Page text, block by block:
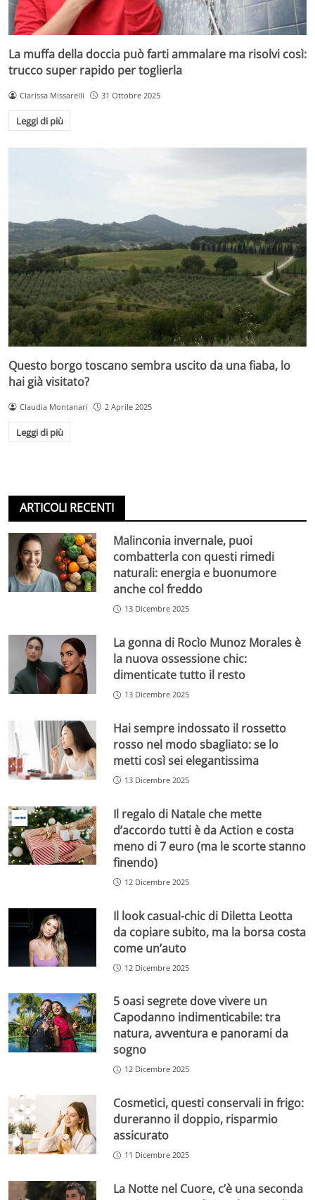
La muffa della doccia può farti ammalare ma risolvi così:
trucco super rapido per toglierla
Clarissa Missarelli 31 Ottobre 2025
Leggi di più
Questo borgo toscano sembra uscito da una fiaba, lo
hai già visitato?
Claudia Montanari 2 Aprile 2025
Leggi di più
ARTICOLI RECENTI
Malinconia invernale, puoi
combatterla con questi rimedi
naturali: energia e buonumore
anche col freddo
13 Dicembre 2025
La gonna di Rocìo Munoz Morales è
la nuova ossessione chic:
dimenticate tutto il resto
13 Dicembre 2025
Hai sempre indossato il rossetto
rosso nel modo sbagliato: se lo
metti così sei elegantissima
13 Dicembre 2025
Il regalo di Natale che mette
d’accordo tutti è da Action e costa
meno di 7 euro (ma le scorte stanno
finendo)
12 Dicembre 2025
Il look casual-chic di Diletta Leotta
da copiare subito, ma la borsa costa
come un’auto
12 Dicembre 2025
5 oasi segrete dove vivere un
Capodanno indimenticabile: tra
natura, avventura e panorami da
sogno
12 Dicembre 2025
Cosmetici, questi conservali in frigo:
dureranno il doppio, risparmio
assicurato
11 Dicembre 2025
La Notte nel Cuore, c’è una seconda